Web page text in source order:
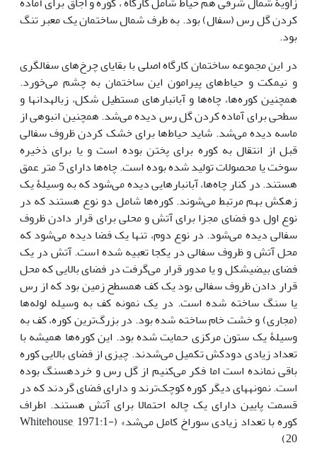
کردن گل رس (سفال) بود. به طرف شمال ساختمان یک معبر تنگ
بود.
در این مجموعه ساختمان کارگاه اصلی با بقایای چرخ‌های سفالگری
و نیمکت و حیاط‌های پیرامون این ساختمان به چشم می‌خورد.
همچنین کوره‌ها، چاه‌ها و آب­انبارهای مستطیل شکل، زباله­دان­ها و
سطحی برای آماده کردن گل رس دیده می‌شد. همچنین انبوهی از
ماسه دیده می‌شد. شاید حیاط‌ها برای خشک کردن ظروف سفالی
قبل از انتقال به کوره برای پختن بوده است و یا برای ذخیره
سوخت یا محصولات تولید شده بوده است. چاه‌ها دارای 5 متر عمق
هستند. در کنار چاه‌ها، آب­انبارهایی دیده می‌شود که به وسیلۀ یک
زهکش بهم مرتبط می‌شوند. کوره‌ها شامل دو نوع هستند که در
نوع اول دو فضای مجزا برای آتش و محلی برای قرار دادن ظروف
سفالی دیده می‌شود. در نوع دوم، تنها یک فضا دیده می‌شود که
محل آتش و ظروف سفالی در یکجا تعبیه شده است. آتش در یک
فضای بیضی­شکل و یا مدور قرار می‌گرفت در فضای بالایی که محل
قرار دادن ظروف سفالی بود یک کف همسطح زمین بود که از رس
یا سنگ ساخته شده است. در یک نمونه کف به وسیله لوله‌ها
(مجاری) و خشت خام ساخته شده بود. در بزرگ‌ترین کوره، کف به
وسیلۀ یک ستون مرکزی حمایت شده بود. این کوره‌ها همیشه با
تعداد زیادی دودکش تکمیل می‌شدند. چیزی از فضای بالایی کوره
باقی نمانده است اما فکر می‌کنیم از گل رس و خرده­سنگ بوده
است. نمونه­های دیگر کوره کوچک‌ترند و دارای فضای گردند که در
قسمت پایین دارای یک چاله احتمالا برای آتش هستند. اطراف
کوره با تعداد زیادی سوراخ کامل می‌شد» (Whitehouse, 1971:1-
20)